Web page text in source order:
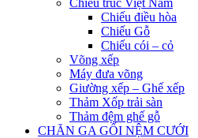
Chiếu trúc Việt Nam
Chiếu điều hòa
Chiếu Gỗ
Chiếu cói – cỏ
Võng xếp
Máy đưa võng
Giường xếp – Ghế xếp
Thảm Xốp trải sàn
Thảm đệm ghế gỗ
CHĂN GA GỐI NỆM CƯỚI